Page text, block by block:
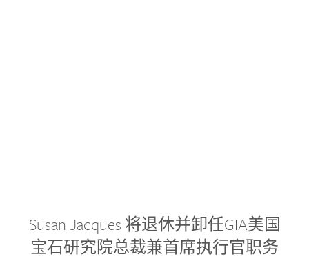
Susan Jacques 将退休并卸任GIA美国
宝石研究院总裁兼首席执行官职务